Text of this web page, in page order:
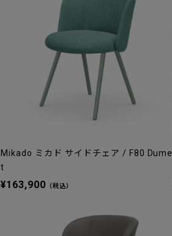
Mikado ミカド サイドチェア / F80 Dume
t
¥163,900 （税込）